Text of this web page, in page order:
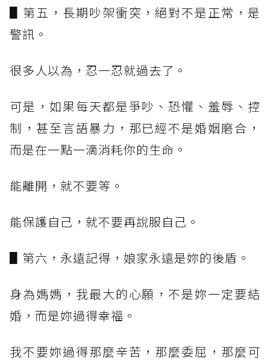
▋第五，長期吵架衝突，絕對不是正常，是
警訊。
很多人以為，忍一忍就過去了。
可是，如果每天都是爭吵、恐懼、羞辱、控
制，甚至言語暴力，那已經不是婚姻磨合，
而是在一點一滴消耗你的生命。
能離開，就不要等。
能保護自己，就不要再說服自己。
▋第六，永遠記得，娘家永遠是妳的後盾。
身為媽媽，我最大的心願，不是妳一定要結
婚，而是妳過得幸福。
我不要妳過得那麼辛苦，那麼委屈，那麼可